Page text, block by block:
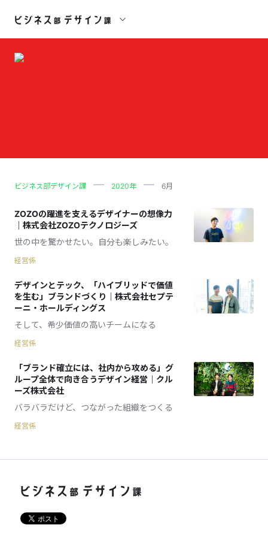
ビジネス部デザイン課 2020年 6月
ZOZOの躍進を支えるデザイナーの想像力
｜株式会社ZOZOテクノロジーズ
世の中を驚かせたい。自分も楽しみたい。
経営係
デザインとテック、「ハイブリッドで価値
を生む」ブランドづくり｜株式会社セプテ
ーニ・ホールディングス
そして、希少価値の高いチームになる
経営係
「ブランド確立には、社内から攻める」グ
ループ全体で向き合うデザイン経営｜クル
ーズ株式会社
バラバラだけど、つながった組織をつくる
経営係